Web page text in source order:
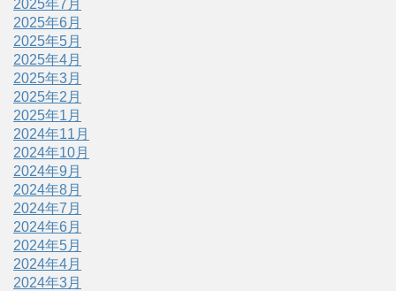
2025年7月
2025年6月
2025年5月
2025年4月
2025年3月
2025年2月
2025年1月
2024年11月
2024年10月
2024年9月
2024年8月
2024年7月
2024年6月
2024年5月
2024年4月
2024年3月